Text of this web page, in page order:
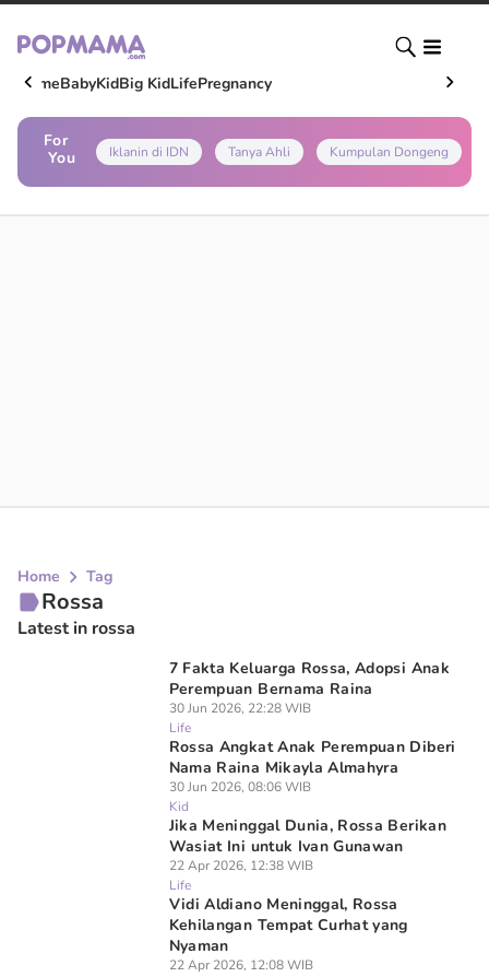
HomeBabyKidBig KidLifePregnancy
For
You
Iklanin di IDN Tanya Ahli Kumpulan Dongeng
Home Tag
Rossa
Latest in rossa
7 Fakta Keluarga Rossa, Adopsi Anak
Perempuan Bernama Raina
30 Jun 2026, 22:28 WIB
Life
Rossa Angkat Anak Perempuan Diberi
Nama Raina Mikayla Almahyra
30 Jun 2026, 08:06 WIB
Kid
Jika Meninggal Dunia, Rossa Berikan
Wasiat Ini untuk Ivan Gunawan
22 Apr 2026, 12:38 WIB
Life
Vidi Aldiano Meninggal, Rossa
Kehilangan Tempat Curhat yang
Nyaman
22 Apr 2026, 12:08 WIB